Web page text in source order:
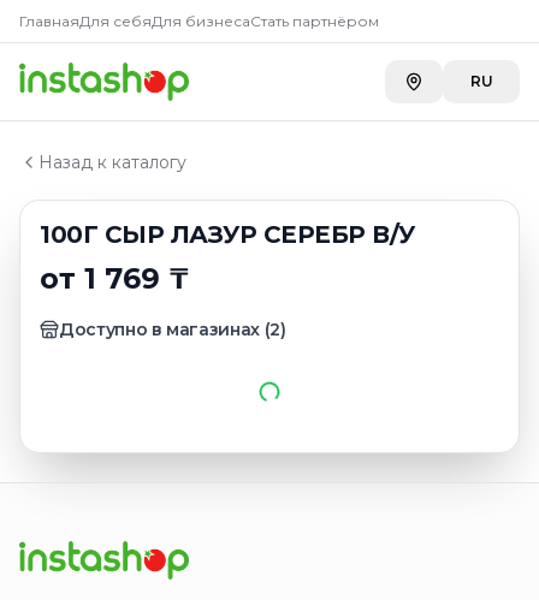
ГлавнаяДля себяДля бизнесаСтать партнёром
RU
Назад к каталогу
100Г СЫР ЛАЗУР СЕРЕБР В/У
от 1 769 ₸
Доступно в магазинах (2)
Главная
Каталог
Сыр с плесенью
100Г СЫР ЛАЗУР СЕРЕБР В/У